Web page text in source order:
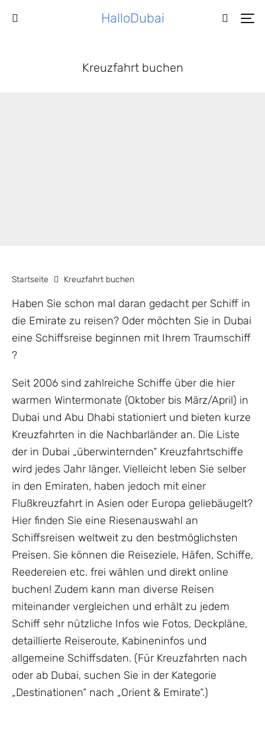
HalloDubai
Kreuzfahrt buchen
Startseite Kreuzfahrt buchen
Haben Sie schon mal daran gedacht per Schiff in
die Emirate zu reisen? Oder möchten Sie in Dubai
eine Schiffsreise beginnen mit Ihrem Traumschiff
?
Seit 2006 sind zahlreiche Schiffe über die hier
warmen Wintermonate (Oktober bis März/April) in
Dubai und Abu Dhabi stationiert und bieten kurze
Kreuzfahrten in die Nachbarländer an. Die Liste
der in Dubai „überwinternden“ Kreuzfahrtschiffe
wird jedes Jahr länger. Vielleicht leben Sie selber
in den Emiraten, haben jedoch mit einer
Flußkreuzfahrt in Asien oder Europa geliebäugelt?
Hier finden Sie eine Riesenauswahl an
Schiffsreisen weltweit zu den bestmöglichsten
Preisen. Sie können die Reiseziele, Häfen, Schiffe,
Reedereien etc. frei wählen und direkt online
buchen! Zudem kann man diverse Reisen
miteinander vergleichen und erhält zu jedem
Schiff sehr nützliche Infos wie Fotos, Deckpläne,
detaillierte Reiseroute, Kabineninfos und
allgemeine Schiffsdaten. (Für Kreuzfahrten nach
oder ab Dubai, suchen Sie in der Kategorie
„Destinationen“ nach „Orient & Emirate“.)